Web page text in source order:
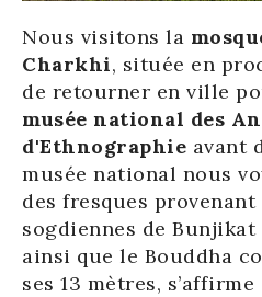
Nous visitons la
Charkhi, située en
de retourner en ville
musée national des
d'Ethnographie avant
musée national nous
des fresques provenant
sogdiennes de
ainsi que le Bouddha
ses 13 mètres,